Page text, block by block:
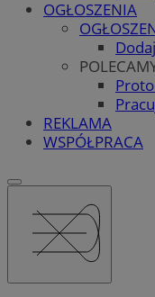
OGŁOSZENIA
REKLAMA
WSPÓŁPRACA